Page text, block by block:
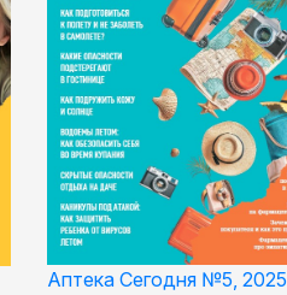
Аптека Сегодня №5, 2025